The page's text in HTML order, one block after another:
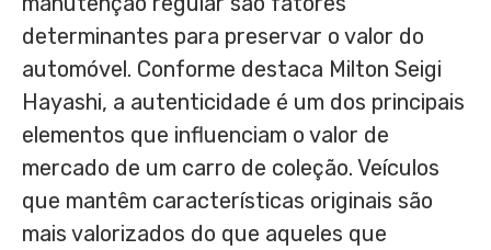
determinantes para preservar o valor do
automóvel. Conforme destaca Milton Seigi
Hayashi, a autenticidade é um dos principais
elementos que influenciam o valor de
mercado de um carro de coleção. Veículos
que mantêm características originais são
mais valorizados do que aqueles que